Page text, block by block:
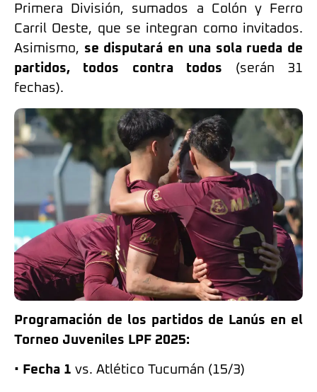
Primera División, sumados a Colón y Ferro
Carril Oeste, que se integran como invitados.
Asimismo, se disputará en una sola rueda de
partidos, todos contra todos (serán 31
fechas).
Programación de los partidos de Lanús en el
Torneo Juveniles LPF 2025:
• Fecha 1 vs. Atlético Tucumán (15/3)